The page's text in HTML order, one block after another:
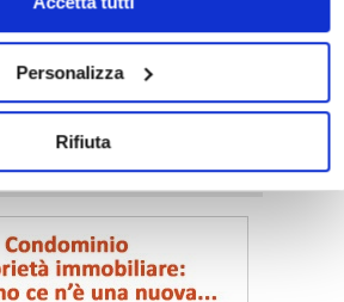
Personalizza
Rifiuta
Banche dati